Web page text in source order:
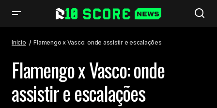
Início Flamengo x Vasco: onde assistir e escalações
Flamengo x Vasco: onde
assistir e escalações